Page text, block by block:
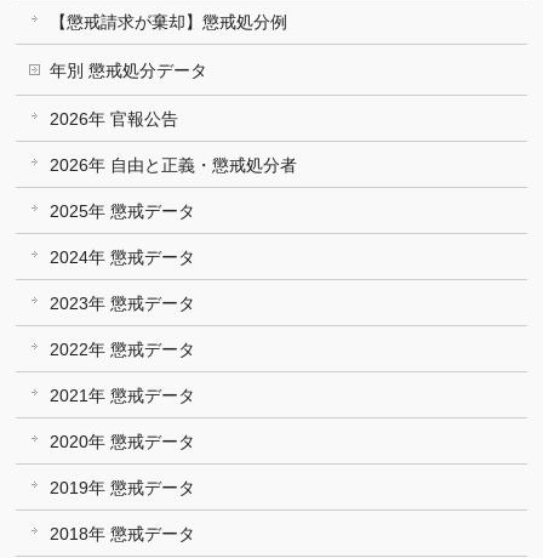
【懲戒請求が棄却】懲戒処分例
年別 懲戒処分データ
2026年 官報公告
2026年 自由と正義・懲戒処分者
2025年 懲戒データ
2024年 懲戒データ
2023年 懲戒データ
2022年 懲戒データ
2021年 懲戒データ
2020年 懲戒データ
2019年 懲戒データ
2018年 懲戒データ